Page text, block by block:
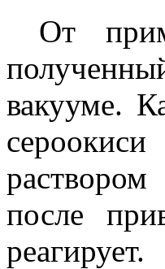
От
вакууме.
после
реагирует.